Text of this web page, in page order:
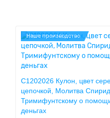
Наше производство
C1202026 Кулон, цвет
цепочкой, Молитва
Тримифунтскому о
деньгах